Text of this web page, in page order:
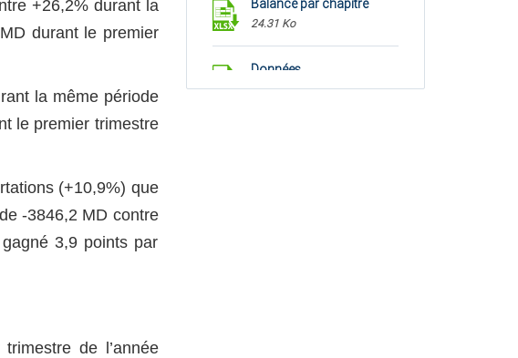
+26,2% durant la
durant le premier
la même période
le premier trimestre
(+10,9%) que
-3846,2 MD contre
3,9 points par
de l’année
Balance par chapitre
24.31 Ko
Données
42.31 Ko